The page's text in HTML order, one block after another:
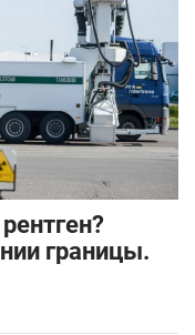
границы.